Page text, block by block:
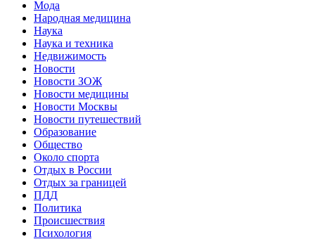
Мода
Народная медицина
Наука
Наука и техника
Недвижимость
Новости
Новости ЗОЖ
Новости медицины
Новости Москвы
Новости путешествий
Образование
Общество
Около спорта
Отдых в России
Отдых за границей
ПДД
Политика
Происшествия
Психология